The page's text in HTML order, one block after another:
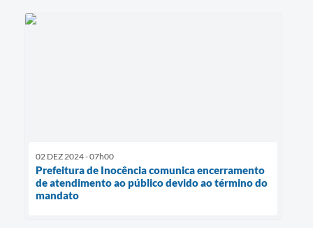
02 DEZ 2024 - 07h00
Prefeitura de Inocência comunica encerramento
de atendimento ao público devido ao término do
mandato